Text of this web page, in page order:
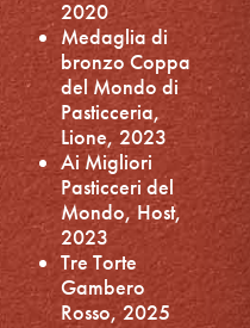
2020
Medaglia di
bronzo Coppa
del Mondo di
Pasticceria,
Lione, 2023
Ai Migliori
Pasticceri del
Mondo, Host,
2023
Tre Torte
Gambero
Rosso, 2025